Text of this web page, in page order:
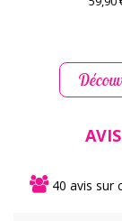
40 avis sur